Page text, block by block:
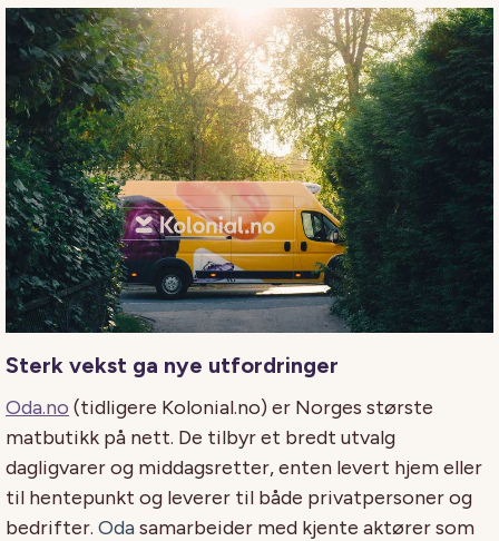
Sterk vekst ga nye utfordringer
Oda.no (tidligere Kolonial.no) er Norges største
matbutikk på nett. De tilbyr et bredt utvalg
dagligvarer og middagsretter, enten levert hjem eller
til hentepunkt og leverer til både privatpersoner og
bedrifter. Odasamarbeider med kjente aktører som